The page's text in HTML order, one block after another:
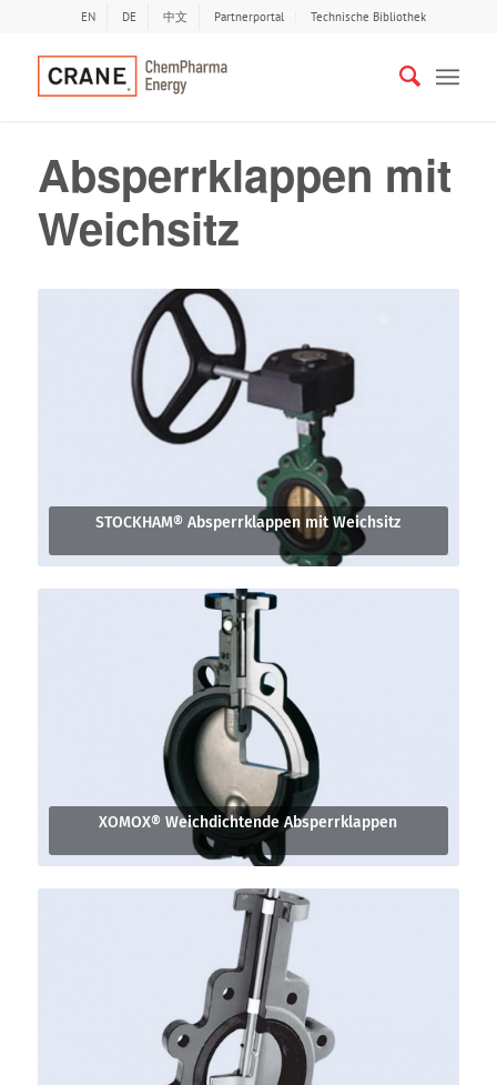
EN DE 中文 Partnerportal Technische Bibliothek
Absperrklappen mit
Weichsitz
STOCKHAM® Absperrklappen mit Weichsitz
XOMOX® Weichdichtende Absperrklappen